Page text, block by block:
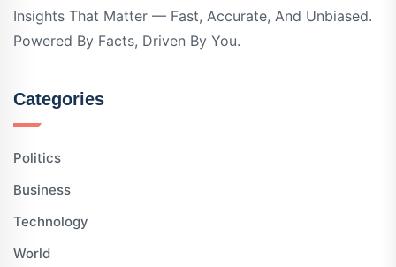
Insights That Matter — Fast, Accurate, And Unbiased.
Powered By Facts, Driven By You.
Categories
Politics
Business
Technology
World